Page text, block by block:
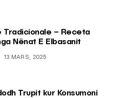
Tradicionale – Receta
Nënat E Elbasanit
13 MARS, 2025
Trupit kur Konsumoni